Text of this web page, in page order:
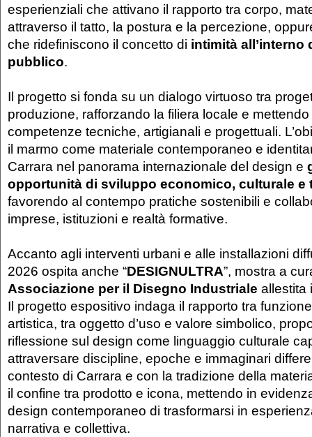
esperienziali che attivano il rapporto tra corpo,
attraverso il tatto, la postura e la percezione,
che ridefiniscono il concetto di intimità all’interno
pubblico.
Il progetto si fonda su un dialogo virtuoso tra
produzione, rafforzando la filiera locale e
competenze tecniche, artigianali e progettuali.
il marmo come materiale contemporaneo e
Carrara nel panorama internazionale del design e
opportunità di sviluppo economico, culturale e
favorendo al contempo pratiche sostenibili e
imprese, istituzioni e realtà formative.
Accanto agli interventi urbani e alle installazioni
2026 ospita anche “DESIGNULTRA”, mostra a
Associazione per il Disegno Industriale allestita
Il progetto espositivo indaga il rapporto tra
artistica, tra oggetto d’uso e valore simbolico,
riflessione sul design come linguaggio culturale
attraversare discipline, epoche e immaginari
contesto di Carrara e con la tradizione della
il confine tra prodotto e icona, mettendo in
design contemporaneo di trasformarsi in
narrativa e collettiva.